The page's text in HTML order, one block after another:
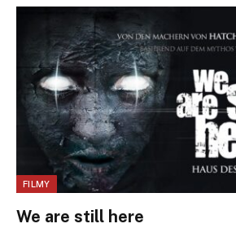
FILMY
We are still here